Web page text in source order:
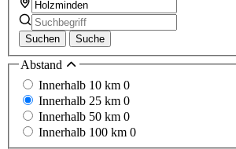
Suchen Suche
Abstand
Innerhalb 10 km 0
Innerhalb 25 km 0
Innerhalb 50 km 0
Innerhalb 100 km 0